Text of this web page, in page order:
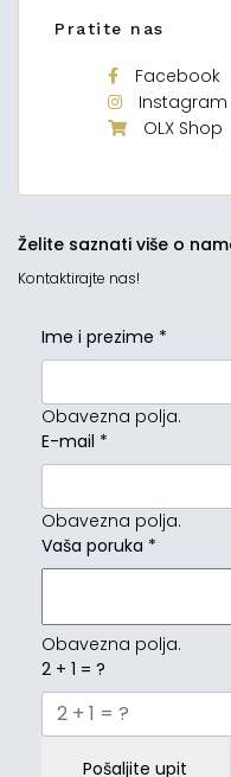
Pratite nas
Facebook
Instagram
OLX Shop
Želite saznati više o
Kontaktirajte nas!
Ime i prezime *
Obavezna polja.
E-mail *
Obavezna polja.
Vaša poruka *
Obavezna polja.
2 + 1 = ?
Pošaljite upit